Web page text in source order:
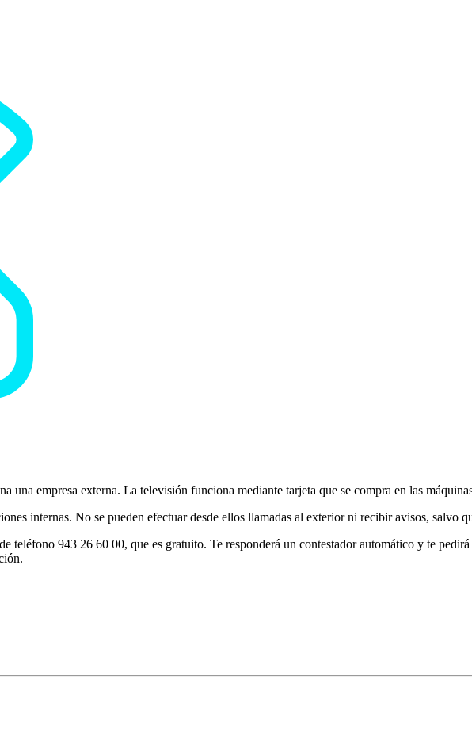
una empresa externa. La televisión funciona mediante tarjeta que se compra en las
internas. No se pueden efectuar desde ellos llamadas al exterior ni recibir avisos, salvo
teléfono 943 26 60 00, que es gratuito. Te responderá un contestador automático y te